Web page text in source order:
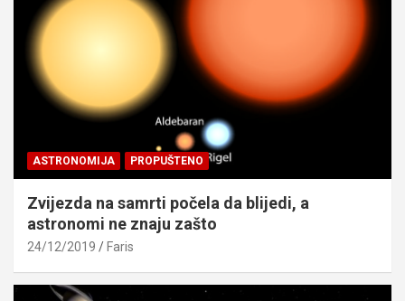
ASTRONOMIJA PROPUŠTENO
Zvijezda na samrti počela da blijedi, a
astronomi ne znaju zašto
24/12/2019 Faris